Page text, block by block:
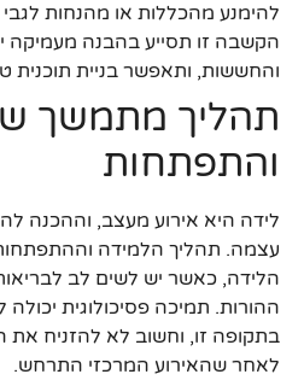
להימנע מהכללות או מהנחות לגבי
הקשבה זו תסייע בהבנה מעמיקה
והחששות, ותאפשר בניית תוכנית
תהליך מתמשך
והתפתחות
לידה היא אירוע מעצב, וההכנה
עצמה. תהליך הלמידה
הלידה, כאשר יש לשים לב
ההורות. תמיכה פסיכולוגית
בתקופה זו, וחשוב לא להזניח את
לאחר שהאירוע המרכזי התרחש.